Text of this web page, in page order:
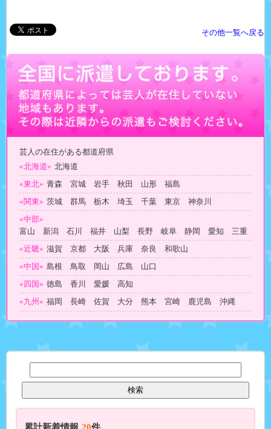
その他一覧へ戻る
芸人の在住がある都道府県
«北海道» 北海道
«東北» 青森 宮城 岩手 秋田 山形 福島
«関東» 茨城 群馬 栃木 埼玉 千葉 東京 神奈川
«中部»
富山 新潟 石川 福井 山梨 長野 岐阜 静岡 愛知 三重
«近畿» 滋賀 京都 大阪 兵庫 奈良 和歌山
«中国» 島根 鳥取 岡山 広島 山口
«四国» 徳島 香川 愛媛 高知
«九州» 福岡 長崎 佐賀 大分 熊本 宮崎 鹿児島 沖縄
累計新着情報 20件